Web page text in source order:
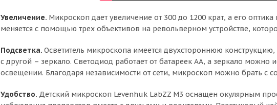
Увеличение. Микроскоп дает увеличение от 300 до 1200 крат, а его
меняется с помощью трех объективов на револьверном устройстве,
Подсветка. Осветитель микроскопа имеется двухстороннюю
с другой – зеркало. Светодиод работает от батареек АА, а зеркало можно
освещении. Благодаря независимости от сети, микроскоп можно брать с
Удобство. Детский микроскоп Levenhuk LabZZ M3 оснащен окулярным